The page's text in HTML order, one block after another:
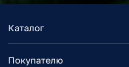
Каталог
Покупателю